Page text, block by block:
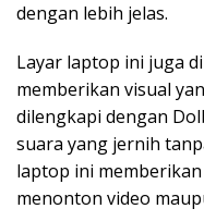
dengan lebih jelas.
Layar laptop ini juga
memberikan visual
dilengkapi dengan
suara yang jernih
laptop ini
menonton video